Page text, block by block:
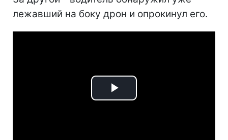
лежавший на боку дрон и опрокинул его.
Play